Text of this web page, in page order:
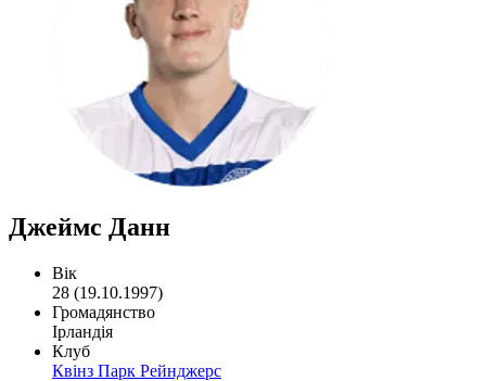
Джеймс Данн
Вік
28 (19.10.1997)
Громадянство
Ірландія
Клуб
Квінз Парк Рейнджерс